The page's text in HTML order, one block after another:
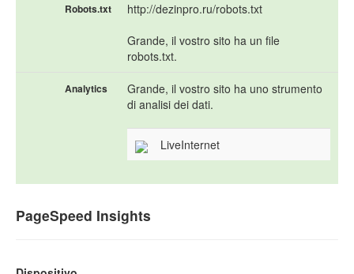
Robots.txt
http://dezinpro.ru/robots.txt
Grande, il vostro sito ha un file
robots.txt.
Analytics
Grande, il vostro sito ha uno strumento
di analisi dei dati.
LiveInternet
PageSpeed Insights